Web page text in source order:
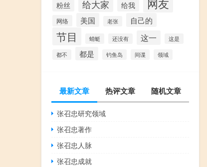
粉丝 给大家 给我 网友
网络 美国 老张 自己的
节目 蜻蜓 还没有 这一 这是
都不 都是 钓鱼岛 间谍 领域
最新文章 热评文章 随机文章
张召忠研究领域
张召忠著作
张召忠人脉
张召忠成就